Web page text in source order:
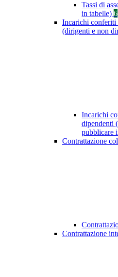
Tassi di
in tabelle) 6
Incarichi conferiti
(dirigenti e non
Incarichi
dipendenti
pubblicare
Contrattazione
Contrattazione